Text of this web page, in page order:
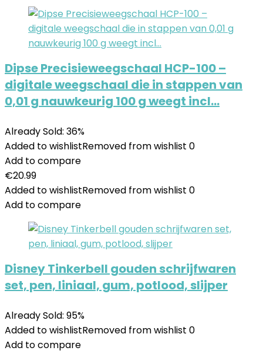
Dipse Precisieweegschaal HCP-100 –
digitale weegschaal die in stappen van
0,01 g nauwkeurig 100 g weegt incl…
Already Sold: 36%
Added to wishlistRemoved from wishlist 0
Add to compare
€20.99
Added to wishlistRemoved from wishlist 0
Add to compare
Disney Tinkerbell gouden schrijfwaren
set, pen, liniaal, gum, potlood, slijper
Already Sold: 95%
Added to wishlistRemoved from wishlist 0
Add to compare